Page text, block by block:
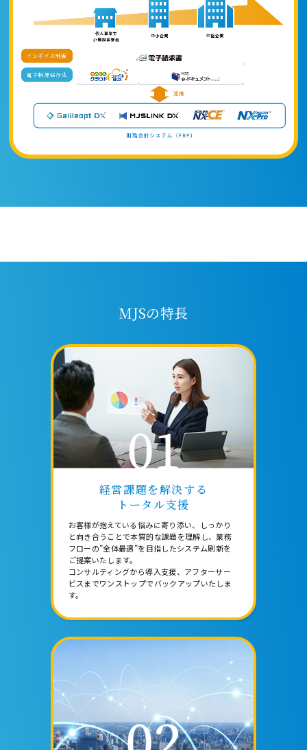
MJSの特長
経営課題を解決する
トータル支援
お客様が抱えている悩みに寄り添い、しっかり
と向き合うことで本質的な課題を理解し、業務
フローの”全体最適”を目指したシステム刷新を
ご提案いたします。
コンサルティングから導入支援、アフターサー
ビスまでワンストップでバックアップいたしま
す。